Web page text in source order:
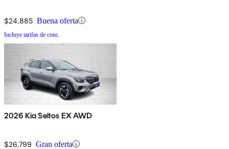
$24,885 Buena oferta
Incluye tarifas de conc.
2026 Kia Seltos EX AWD
$26,799 Gran oferta